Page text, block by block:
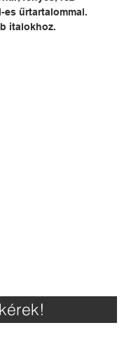
es űrtartalommal.
italokhoz.